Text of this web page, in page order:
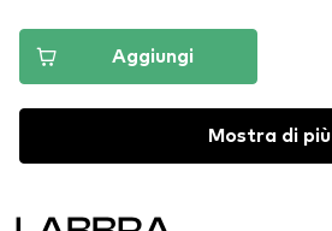
Aggiungi
Mostra di più